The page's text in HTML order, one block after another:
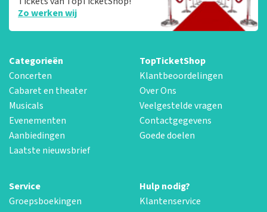
Zo werken wij
Categorieën
Concerten
Cabaret en theater
Musicals
Evenementen
Aanbiedingen
Laatste nieuwsbrief
TopTicketShop
Klantbeoordelingen
Over Ons
Veelgestelde vragen
Contactgegevens
Goede doelen
Service
Groepsboekingen
Hulp nodig?
Klantenservice